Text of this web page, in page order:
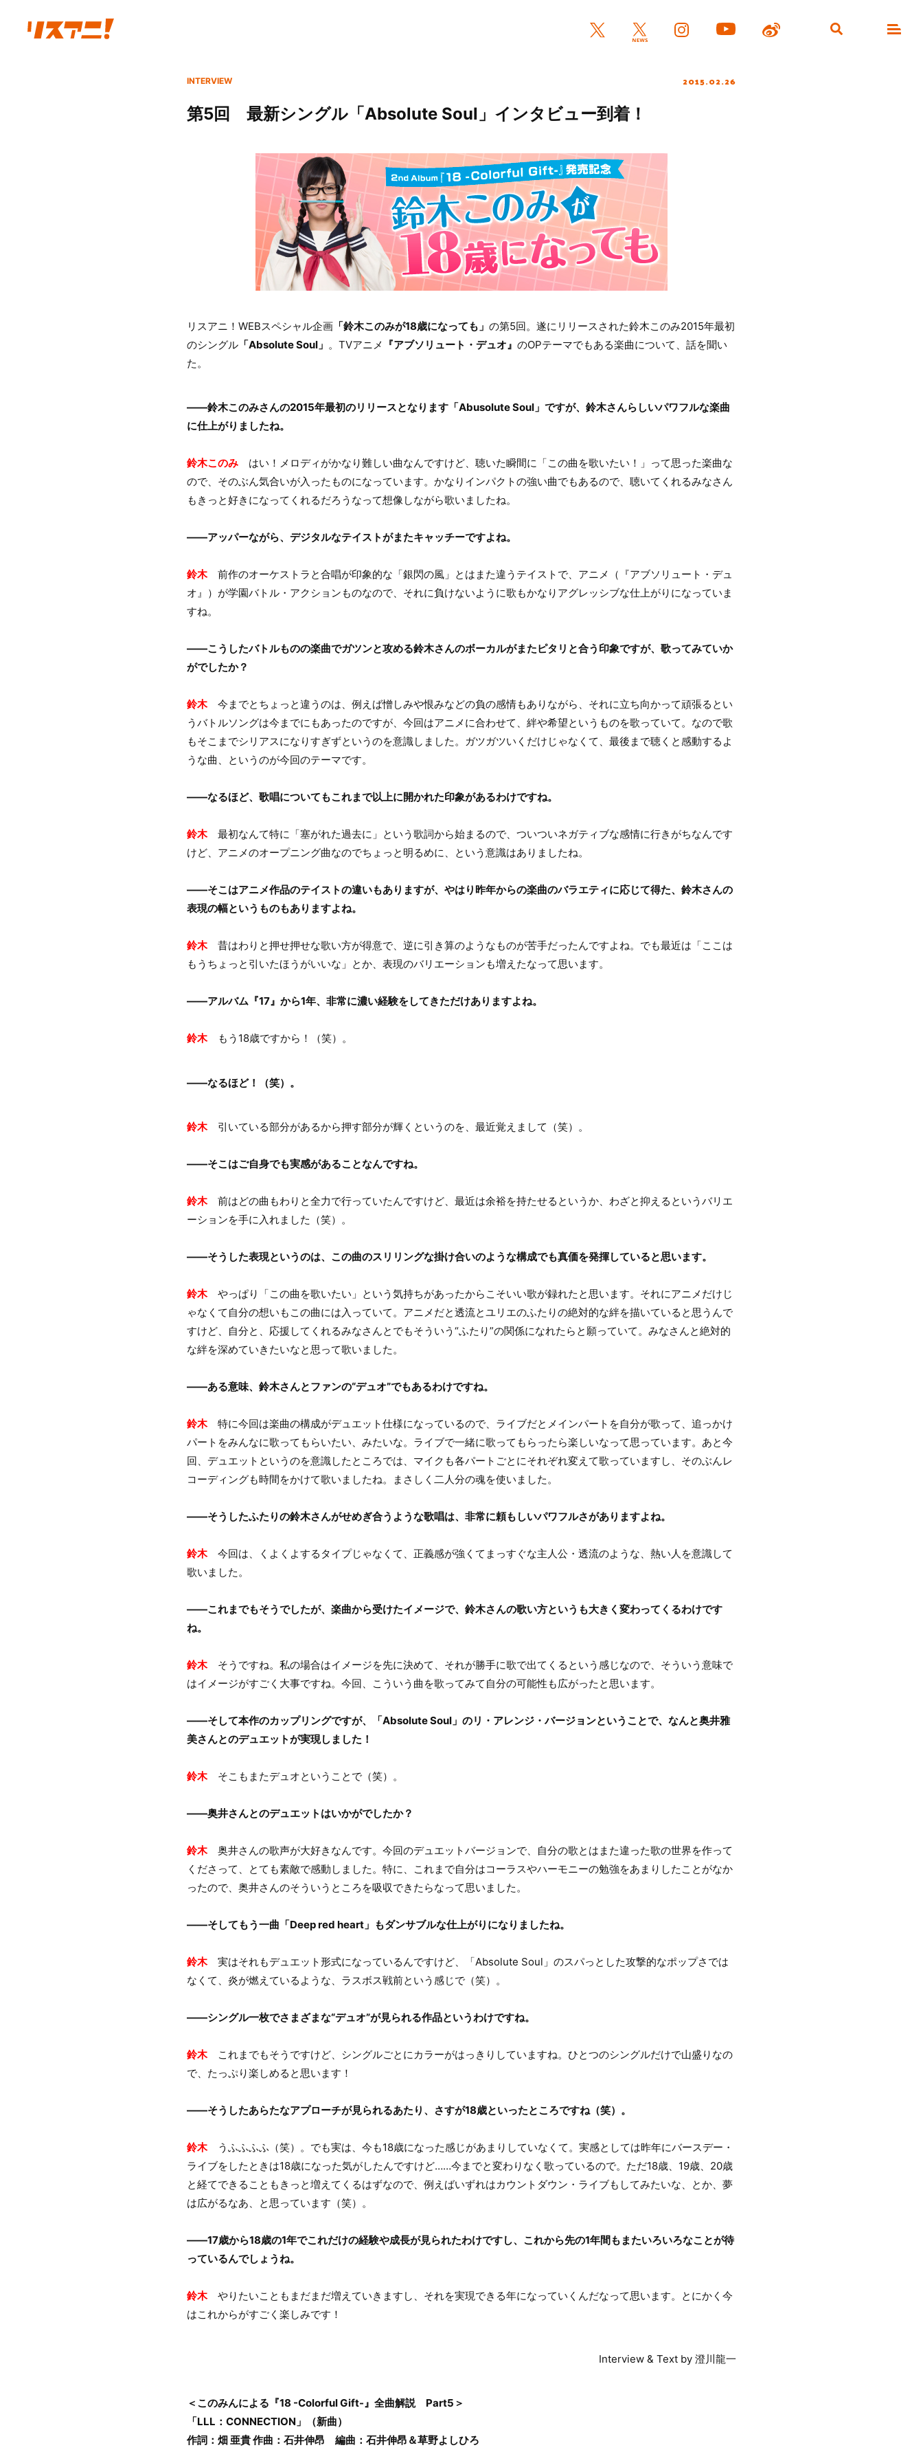
INTERVIEW 2015.02.26
第5回 最新シングル「Absolute Soul」インタビュー到着！
リスアニ！WEBスペシャル企画 「鈴木このみが18歳になっても」 の第5回。遂にリリースされた鈴木このみ2015年最初
のシングル 「Absolute Soul」 。TVアニメ 『アブソリュート・デュオ』 のOPテーマでもある楽曲について、話を聞い
た。
――鈴木このみさんの2015年最初のリリースとなります「Abusolute Soul」ですが、鈴木さんらしいパワフルな楽曲
に仕上がりましたね。
鈴木このみ はい！メロディがかなり難しい曲なんですけど、聴いた瞬間に「この曲を歌いたい！」って思った楽曲な
ので、そのぶん気合いが入ったものになっています。かなりインパクトの強い曲でもあるので、聴いてくれるみなさん
もきっと好きになってくれるだろうなって想像しながら歌いましたね。
――アッパーながら、デジタルなテイストがまたキャッチーですよね。
鈴木前作のオーケストラと合唱が印象的な「銀閃の風」とはまた違うテイストで、アニメ（『アブソリュート・デュ
オ』）が学園バトル・アクションものなので、それに負けないように歌もかなりアグレッシブな仕上がりになっていま
すね。
――こうしたバトルものの楽曲でガツンと攻める鈴木さんのボーカルがまたピタリと合う印象ですが、歌ってみていか
がでしたか？
鈴木今までとちょっと違うのは、例えば憎しみや恨みなどの負の感情もありながら、それに立ち向かって頑張るとい
うバトルソングは今までにもあったのですが、今回はアニメに合わせて、絆や希望というものを歌っていて。なので歌
もそこまでシリアスになりすぎずというのを意識しました。ガツガツいくだけじゃなくて、最後まで聴くと感動するよ
うな曲、というのが今回のテーマです。
――なるほど、歌唱についてもこれまで以上に開かれた印象があるわけですね。
鈴木最初なんて特に「塞がれた過去に」という歌詞から始まるので、ついついネガティブな感情に行きがちなんです
けど、アニメのオープニング曲なのでちょっと明るめに、という意識はありましたね。
――そこはアニメ作品のテイストの違いもありますが、やはり昨年からの楽曲のバラエティに応じて得た、鈴木さんの
表現の幅というものもありますよね。
鈴木昔はわりと押せ押せな歌い方が得意で、逆に引き算のようなものが苦手だったんですよね。でも最近は「ここは
もうちょっと引いたほうがいいな」とか、表現のバリエーションも増えたなって思います。
――アルバム『17』から1年、非常に濃い経験をしてきただけありますよね。
鈴木もう18歳ですから！（笑）。
――なるほど！（笑）。
鈴木引いている部分があるから押す部分が輝くというのを、最近覚えまして（笑）。
――そこはご自身でも実感があることなんですね。
鈴木前はどの曲もわりと全力で行っていたんですけど、最近は余裕を持たせるというか、わざと抑えるというバリエ
ーションを手に入れました（笑）。
――そうした表現というのは、この曲のスリリングな掛け合いのような構成でも真価を発揮していると思います。
鈴木やっぱり「この曲を歌いたい」という気持ちがあったからこそいい歌が録れたと思います。それにアニメだけじ
ゃなくて自分の想いもこの曲には入っていて。アニメだと透流とユリエのふたりの絶対的な絆を描いていると思うんで
すけど、自分と、応援してくれるみなさんとでもそういう“ふたり”の関係になれたらと願っていて。みなさんと絶対的
な絆を深めていきたいなと思って歌いました。
――ある意味、鈴木さんとファンの“デュオ”でもあるわけですね。
鈴木特に今回は楽曲の構成がデュエット仕様になっているので、ライブだとメインパートを自分が歌って、追っかけ
パートをみんなに歌ってもらいたい、みたいな。ライブで一緒に歌ってもらったら楽しいなって思っています。あと今
回、デュエットというのを意識したところでは、マイクも各パートごとにそれぞれ変えて歌っていますし、そのぶんレ
コーディングも時間をかけて歌いましたね。まさしく二人分の魂を使いました。
――そうしたふたりの鈴木さんがせめぎ合うような歌唱は、非常に頼もしいパワフルさがありますよね。
鈴木今回は、くよくよするタイプじゃなくて、正義感が強くてまっすぐな主人公・透流のような、熱い人を意識して
歌いました。
――これまでもそうでしたが、楽曲から受けたイメージで、鈴木さんの歌い方というも大きく変わってくるわけです
ね。
鈴木そうですね。私の場合はイメージを先に決めて、それが勝手に歌で出てくるという感じなので、そういう意味で
はイメージがすごく大事ですね。今回、こういう曲を歌ってみて自分の可能性も広がったと思います。
――そして本作のカップリングですが、「Absolute Soul」のリ・アレンジ・バージョンということで、なんと奥井雅
美さんとのデュエットが実現しました！
鈴木そこもまたデュオということで（笑）。
――奥井さんとのデュエットはいかがでしたか？
鈴木奥井さんの歌声が大好きなんです。今回のデュエットバージョンで、自分の歌とはまた違った歌の世界を作って
くださって、とても素敵で感動しました。特に、これまで自分はコーラスやハーモニーの勉強をあまりしたことがなか
ったので、奥井さんのそういうところを吸収できたらなって思いました。
――そしてもう一曲「Deep red heart」もダンサブルな仕上がりになりましたね。
鈴木実はそれもデュエット形式になっているんですけど、「Absolute Soul」のスパっとした攻撃的なポップさでは
なくて、炎が燃えているような、ラスボス戦前という感じで（笑）。
――シングル一枚でさまざまな“デュオ”が見られる作品というわけですね。
鈴木これまでもそうですけど、シングルごとにカラーがはっきりしていますね。ひとつのシングルだけで山盛りなの
で、たっぷり楽しめると思います！
――そうしたあらたなアプローチが見られるあたり、さすが18歳といったところですね（笑）。
鈴木うふふふふ（笑）。でも実は、今も18歳になった感じがあまりしていなくて。実感としては昨年にバースデー・
ライブをしたときは18歳になった気がしたんですけど……今までと変わりなく歌っているので。ただ18歳、19歳、20歳
と経てできることもきっと増えてくるはずなので、例えばいずれはカウントダウン・ライブもしてみたいな、とか、夢
は広がるなあ、と思っています（笑）。
――17歳から18歳の1年でこれだけの経験や成長が見られたわけですし、これから先の1年間もまたいろいろなことが待
っているんでしょうね。
鈴木やりたいこともまだまだ増えていきますし、それを実現できる年になっていくんだなって思います。とにかく今
はこれからがすごく楽しみです！
Interview & Text by 澄川龍一
＜このみんによる『18 -Colorful Gift-』全曲解説 Part5＞
「LLL：CONNECTION」（新曲）
作詞：畑 亜貴 作曲：石井伸昂 編曲：石井伸昂＆草野よしひろ